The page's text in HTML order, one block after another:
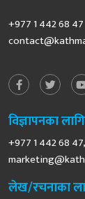
+977 1 442 68 47
विज्ञापनका
+977 1 442 68
लेख/रचनाका